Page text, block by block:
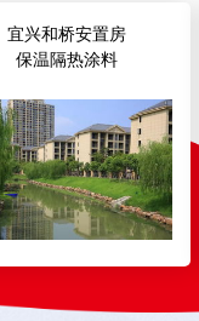
宜兴和桥安置房
保温隔热涂料